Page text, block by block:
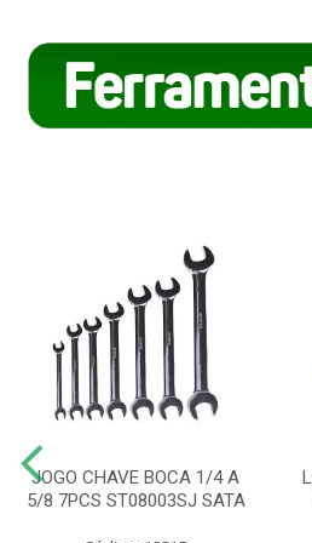
JOGO CHAVE BOCA 1/4 A
5/8 7PCS ST08003SJ SATA